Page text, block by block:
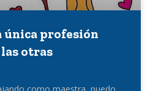
única profesión
las otras